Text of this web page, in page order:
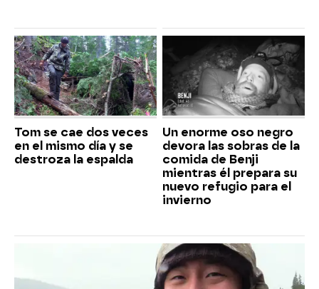
Tom se cae dos veces
en el mismo día y se
destroza la espalda
Un enorme oso negro
devora las sobras de la
comida de Benji
mientras él prepara su
nuevo refugio para el
invierno